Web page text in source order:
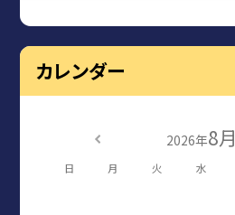
カレンダー
2026年8月
日 月 火 水